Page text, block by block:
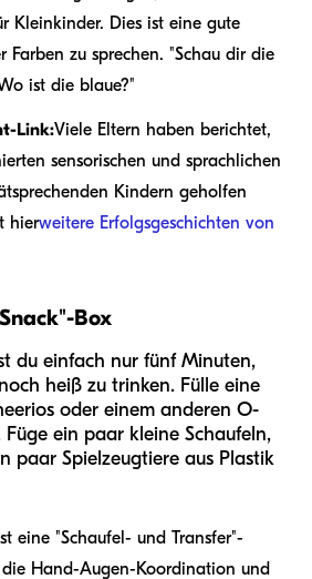
Kleinkinder. Dies ist eine gute
Farben zu sprechen. "Schau dir die
ist die blaue?"
Link:Viele Eltern haben berichtet,
sensorischen und sprachlichen
Kindern geholfen
hierweitere Erfolgsgeschichten von
Box
du einfach nur fünf Minuten,
heiß zu trinken. Fülle eine
oder einem anderen O-
ein paar kleine Schaufeln,
paar Spielzeugtiere aus Plastik
eine "Schaufel- und Transfer"-
Hand-Augen-Koordination und